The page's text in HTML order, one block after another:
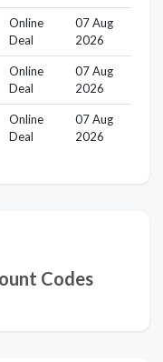
Online
Deal
07 Aug
2026
Online
Deal
07 Aug
2026
Online
Deal
07 Aug
2026
Codes